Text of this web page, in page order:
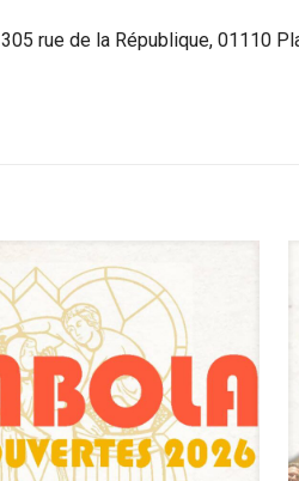
rue de la République, 01110